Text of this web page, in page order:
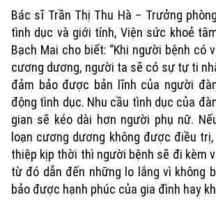
Xu hướng
Bác sĩ Trần Thị Thu Hà – Trưởng
tình dục và giới tính, Viện sức khoẻ
Bạch Mai cho biết: “Khi người bệnh có
cương dương, người ta sẽ có sự tự ti
đảm bảo được bản lĩnh của người
động tình dục. Nhu cầu tình dục của
gian sẽ kéo dài hơn người phụ nữ.
loạn cương dương không được điều
thiệp kịp thời thì người bệnh sẽ đi kèm
từ đó dẫn đến những lo lắng vì không
bảo được hạnh phúc của gia đình hay